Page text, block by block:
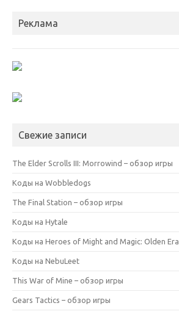
Реклама
Свежие записи
The Elder Scrolls III: Morrowind – обзор игры
Коды на Wobbledogs
The Final Station – обзор игры
Коды на Hytale
Коды на Heroes of Might and Magic: Olden Era
Коды на NebuLeet
This War of Mine – обзор игры
Gears Tactics – обзор игры